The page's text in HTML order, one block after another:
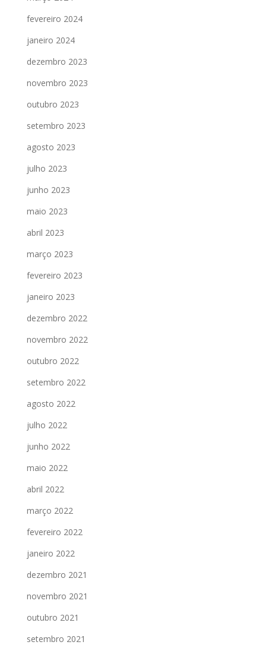
fevereiro 2024
janeiro 2024
dezembro 2023
novembro 2023
outubro 2023
setembro 2023
agosto 2023
julho 2023
junho 2023
maio 2023
abril 2023
março 2023
fevereiro 2023
janeiro 2023
dezembro 2022
novembro 2022
outubro 2022
setembro 2022
agosto 2022
julho 2022
junho 2022
maio 2022
abril 2022
março 2022
fevereiro 2022
janeiro 2022
dezembro 2021
novembro 2021
outubro 2021
setembro 2021